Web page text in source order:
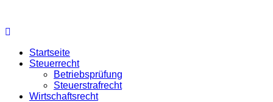
Startseite
Steuerrecht
Betriebsprüfung
Steuerstrafrecht
Wirtschaftsrecht